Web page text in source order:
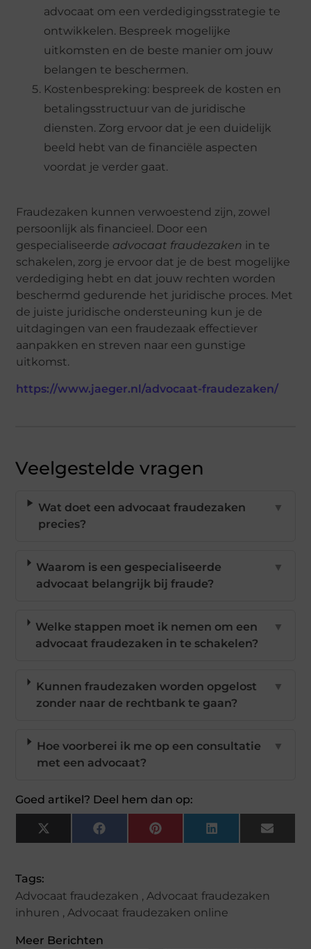
advocaat om een verdedigingsstrategie te
ontwikkelen. Bespreek mogelijke
uitkomsten en de beste manier om jouw
belangen te beschermen.
Kostenbespreking: bespreek de kosten en
betalingsstructuur van de juridische
diensten. Zorg ervoor dat je een duidelijk
beeld hebt van de financiële aspecten
voordat je verder gaat.
Fraudezaken kunnen verwoestend zijn, zowel
persoonlijk als financieel. Door een
gespecialiseerde advocaat fraudezaken in te
schakelen, zorg je ervoor dat je de best mogelijke
verdediging hebt en dat jouw rechten worden
beschermd gedurende het juridische proces. Met
de juiste juridische ondersteuning kun je de
uitdagingen van een fraudezaak effectiever
aanpakken en streven naar een gunstige
uitkomst.
https://www.jaeger.nl/advocaat-fraudezaken/
Veelgestelde vragen
Wat doet een advocaat fraudezaken
precies?
▼
Waarom is een gespecialiseerde
advocaat belangrijk bij fraude?
▼
Welke stappen moet ik nemen om een
advocaat fraudezaken in te schakelen?
▼
Kunnen fraudezaken worden opgelost
zonder naar de rechtbank te gaan?
▼
Hoe voorberei ik me op een consultatie
met een advocaat?
▼
Goed artikel? Deel hem dan op:
X
(Twitter)
FacebookPinterestLinkedIn Email
Tags:
Advocaat fraudezaken , Advocaat fraudezaken
inhuren , Advocaat fraudezaken online
Meer Berichten